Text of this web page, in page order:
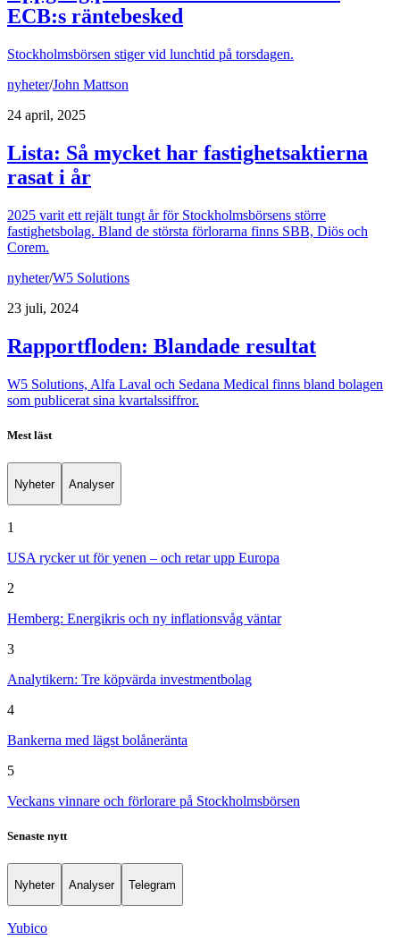
ECB:s räntebesked
Stockholmsbörsen stiger vid lunchtid på torsdagen.
nyheter/John Mattson
24 april, 2025
Lista: Så mycket har fastighetsaktierna
rasat i år
2025 varit ett rejält tungt år för Stockholmsbörsens större
fastighetsbolag. Bland de största förlorarna finns SBB, Diös och
Corem.
nyheter/W5 Solutions
23 juli, 2024
Rapportfloden: Blandade resultat
W5 Solutions, Alfa Laval och Sedana Medical finns bland bolagen
som publicerat sina kvartalssiffror.
Mest läst
Nyheter Analyser
1
USA rycker ut för yenen – och retar upp Europa
2
Hemberg: Energikris och ny inflationsvåg väntar
3
Analytikern: Tre köpvärda investmentbolag
4
Bankerna med lägst bolåneränta
5
Veckans vinnare och förlorare på Stockholmsbörsen
Senaste nytt
Nyheter Analyser Telegram
Yubico